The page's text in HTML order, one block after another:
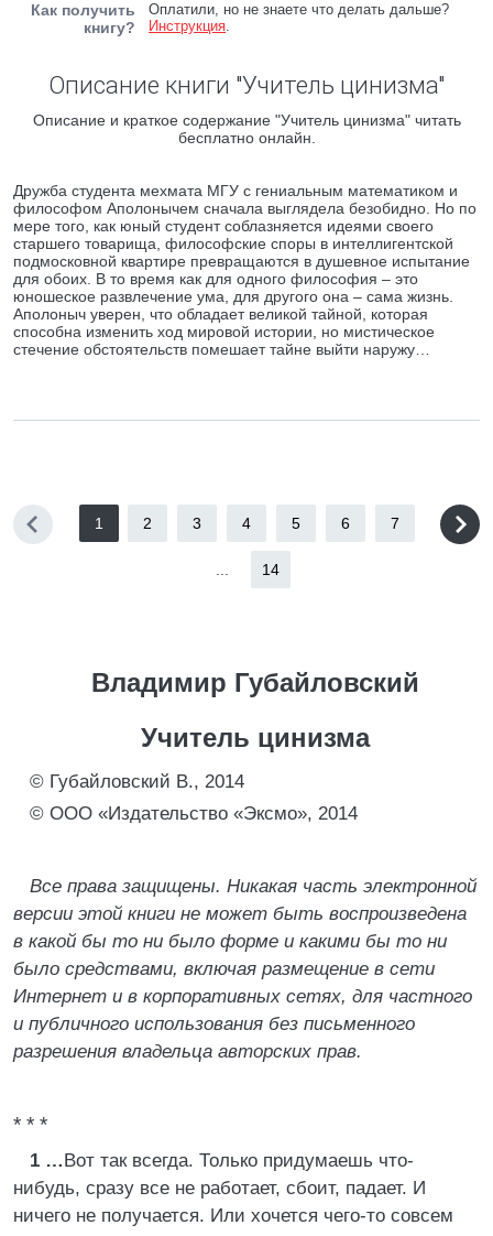
Как получить
книгу?
Оплатили, но не знаете что делать дальше?
Инструкция.
Описание книги "Учитель цинизма"
Описание и краткое содержание "Учитель цинизма" читать
бесплатно онлайн.
Дружба студента мехмата МГУ с гениальным математиком и
философом Аполонычем сначала выглядела безобидно. Но по
мере того, как юный студент соблазняется идеями своего
старшего товарища, философские споры в интеллигентской
подмосковной квартире превращаются в душевное испытание
для обоих. В то время как для одного философия – это
юношеское развлечение ума, для другого она – сама жизнь.
Аполоныч уверен, что обладает великой тайной, которая
способна изменить ход мировой истории, но мистическое
стечение обстоятельств помешает тайне выйти наружу…
1 2 3 4 5 6 7
14
Владимир Губайловский
Учитель цинизма
© Губайловский В., 2014
© ООО «Издательство «Эксмо», 2014
Все права защищены. Никакая часть электронной
версии этой книги не может быть воспроизведена
в какой бы то ни было форме и какими бы то ни
было средствами, включая размещение в сети
Интернет и в корпоративных сетях, для частного
и публичного использования без письменного
разрешения владельца авторских прав.
* * *
1 …Вот так всегда. Только придумаешь что-
нибудь, сразу все не работает, сбоит, падает. И
ничего не получается. Или хочется чего-то совсем